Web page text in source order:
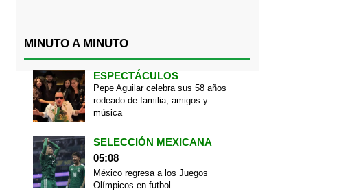
MINUTO A MINUTO
ESPECTÁCULOS
Pepe Aguilar celebra sus 58 años
rodeado de familia, amigos y
música
SELECCIÓN MEXICANA
05:08
México regresa a los Juegos
Olímpicos en futbol